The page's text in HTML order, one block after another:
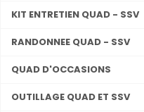
KIT ENTRETIEN QUAD - SSV
RANDONNEE QUAD - SSV
QUAD D'OCCASIONS
OUTILLAGE QUAD ET SSV